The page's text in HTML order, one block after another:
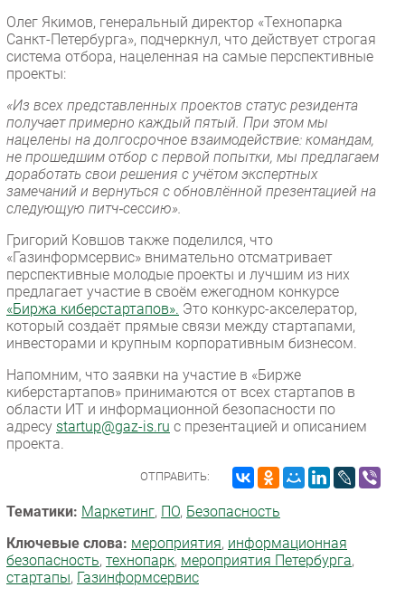
Олег Якимов, генеральный директор «Технопарка
Санкт-Петербурга», подчеркнул, что действует строгая
система отбора, нацеленная на самые перспективные
проекты:
«Из всех представленных проектов статус резидента
получает примерно каждый пятый. При этом мы
нацелены на долгосрочное взаимодействие: командам,
не прошедшим отбор с первой попытки, мы предлагаем
доработать свои решения с учётом экспертных
замечаний и вернуться с обновлённой презентацией на
следующую питч‑сессию».
Григорий Ковшов также поделился, что
«Газинформсервис» внимательно отсматривает
перспективные молодые проекты и лучшим из них
предлагает участие в своём ежегодном конкурсе
«Биржа киберстартапов». Это конкурс-акселератор,
который создаёт прямые связи между стартапами,
инвесторами и крупным корпоративным бизнесом.
Напомним, что заявки на участие в «Бирже
киберстартапов» принимаются от всех стартапов в
области ИТ и информационной безопасности по
адресу startup@gaz-is.ru с презентацией и описанием
проекта.
ОТПРАВИТЬ:
Тематики: Маркетинг, ПО, Безопасность
Ключевые слова: мероприятия, информационная
безопасность, технопарк, мероприятия Петербурга,
стартапы, Газинформсервис